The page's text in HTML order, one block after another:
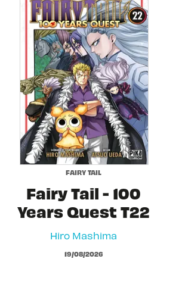
FAIRY TAIL
Fairy Tail - 100
Years Quest T22
Hiro Mashima
19/08/2026